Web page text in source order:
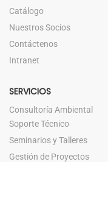
Catálogo
Nuestros Socios
Contáctenos
Intranet
SERVICIOS
Consultoría Ambiental
Soporte Técnico
Seminarios y Talleres
Gestión de Proyectos